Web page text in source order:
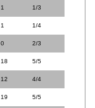
1 1/3
1 1/4
0 2/3
18 5/5
12 4/4
19 5/5